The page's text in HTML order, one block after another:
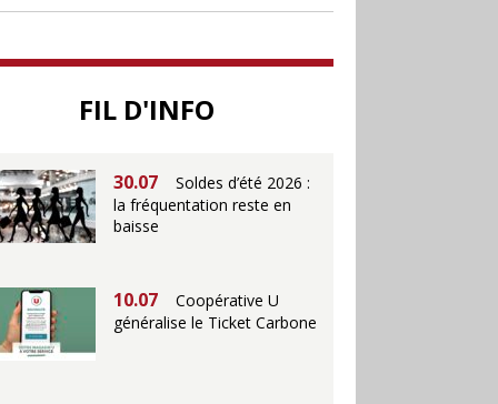
FIL D'INFO
25.06
Action ouvre un
30.07
Soldes d’été 2026 :
la fréquentation reste en
baisse
10.07
Coopérative U
généralise le Ticket Carbone